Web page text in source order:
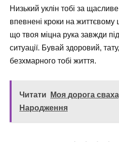
Низький уклін тобі за
впевнені кроки на життєвому
що твоя міцна рука завжди
ситуації. Бувай здоровий,
безхмарного тобі життя.
Читати
Моя дорога
Народження